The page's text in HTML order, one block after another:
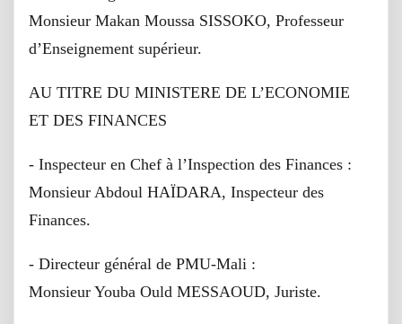
Monsieur Makan Moussa SISSOKO, Professeur
d’Enseignement supérieur.
AU TITRE DU MINISTERE DE L’ECONOMIE
ET DES FINANCES
- Inspecteur en Chef à l’Inspection des Finances :
Monsieur Abdoul HAÏDARA, Inspecteur des
Finances.
- Directeur général de PMU-Mali :
Monsieur Youba Ould MESSAOUD, Juriste.